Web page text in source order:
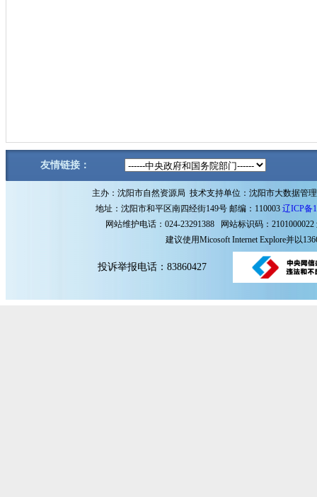
友情链接：
主办：沈阳市自然资源局 技术支持单位：沈阳市大数据管
地址：沈阳市和平区南四经街149号 邮编：110003 辽ICP备
网站维护电话：024-23291388 网站标识码：2101000022
建议使用Micosoft Internet Explore并以
投诉举报电话：83860427